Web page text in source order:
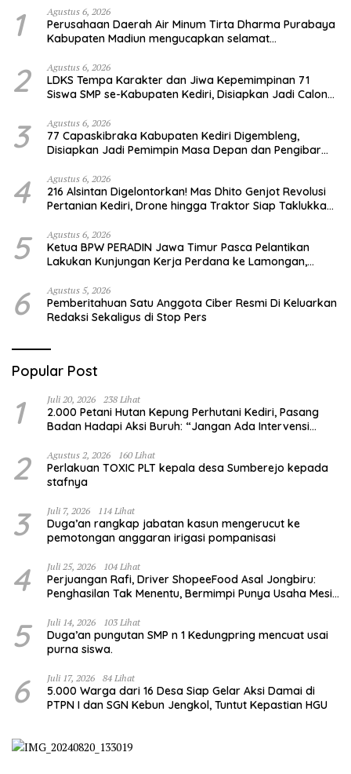
1 Agustus 6, 2026
Perusahaan Daerah Air Minum Tirta Dharma Purabaya
Kabupaten Madiun mengucapkan selamat
2 Agustus 6, 2026
LDKS Tempa Karakter dan Jiwa Kepemimpinan 71
Siswa SMP se-Kabupaten Kediri, Disiapkan Jadi Calon
3 Agustus 6, 2026
77 Capaskibraka Kabupaten Kediri Digembleng,
Disiapkan Jadi Pemimpin Masa Depan dan Pengibar
4 Agustus 6, 2026
216 Alsintan Digelontorkan! Mas Dhito Genjot Revolusi
Pertanian Kediri, Drone hingga Traktor Siap Taklukkan
5 Agustus 6, 2026
Ketua BPW PERADIN Jawa Timur Pasca Pelantikan
Lakukan Kunjungan Kerja Perdana ke Lamongan,
6 Agustus 5, 2026
Pemberitahuan Satu Anggota Ciber Resmi Di Keluarkan
Redaksi Sekaligus di Stop Pers
Popular Post
1 Juli 20, 2026 238 Lihat
2.000 Petani Hutan Kepung Perhutani Kediri, Pasang
Badan Hadapi Aksi Buruh: “Jangan Ada Intervensi
2 Agustus 2, 2026 160 Lihat
Perlakuan TOXIC PLT kepala desa Sumberejo kepada
stafnya
3 Juli 7, 2026 114 Lihat
Duga’an rangkap jabatan kasun mengerucut ke
pemotongan anggaran irigasi pompanisasi
4 Juli 25, 2026 104 Lihat
Perjuangan Rafi, Driver ShopeeFood Asal Jongbiru:
Penghasilan Tak Menentu, Bermimpi Punya Usaha Mesin
5 Juli 14, 2026 103 Lihat
Duga’an pungutan SMP n 1 Kedungpring mencuat usai
purna siswa.
6 Juli 17, 2026 84 Lihat
5.000 Warga dari 16 Desa Siap Gelar Aksi Damai di
PTPN I dan SGN Kebun Jengkol, Tuntut Kepastian HGU